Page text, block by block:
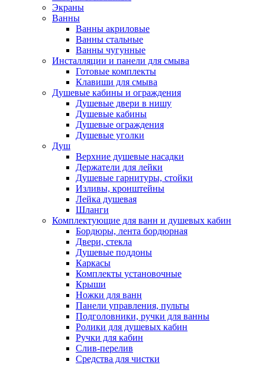
Экраны
Ванны
Ванны акриловые
Ванны стальные
Ванны чугунные
Инсталляции и панели для смыва
Готовые комплекты
Клавиши для смыва
Душевые кабины и ограждения
Душевые двери в нишу
Душевые кабины
Душевые ограждения
Душевые уголки
Душ
Верхние душевые насадки
Держатели для лейки
Душевые гарнитуры, стойки
Изливы, кронштейны
Лейка душевая
Шланги
Комплектующие для ванн и душевых кабин
Бордюры, лента бордюрная
Двери, стекла
Душевые поддоны
Каркасы
Комплекты установочные
Крыши
Ножки для ванн
Панели управления, пульты
Подголовники, ручки для ванны
Ролики для душевых кабин
Ручки для кабин
Слив-перелив
Средства для чистки